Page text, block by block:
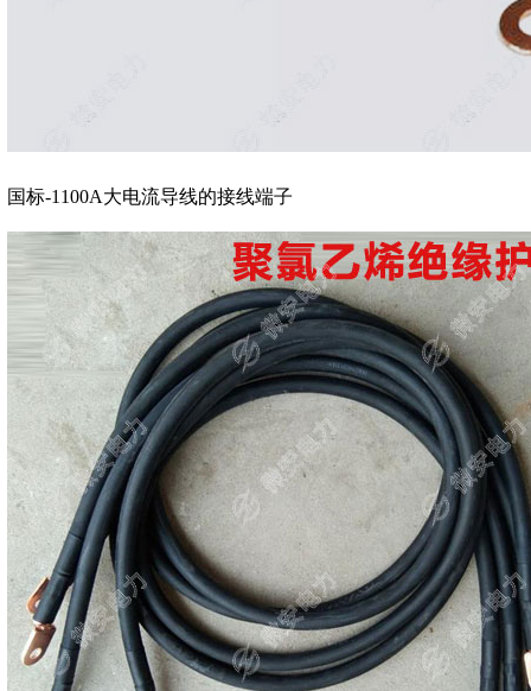
国标-1100A大电流导线的接线端子